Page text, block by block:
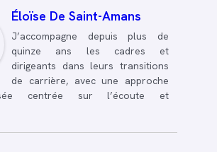
Éloïse De Saint-Amans
J’accompagne depuis plus de
quinze ans les cadres et
dirigeants dans leurs transitions
de carrière, avec une approche
centrée sur l’écoute et